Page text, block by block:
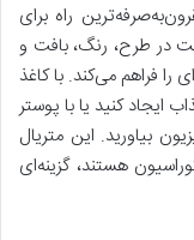
راه برای
در طرح، رنگ، بافت و
فراهم می‌کند. با کاغذ
ایجاد کنید یا با پوستر
بیاورید. این متریال
هستند، گزینه‌ای